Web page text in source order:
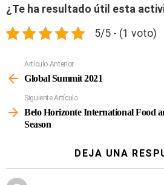
¿Te ha resultado útil esta
5/5 - (1 voto)
Más
Artículo Anterior
Global Summit 2021
Siguiente Artículo
Belo Horizonte International Food
Season
DEJA UNA